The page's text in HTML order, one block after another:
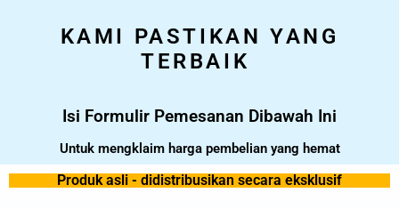
KAMI PASTIKAN YANG
TERBAIK
Isi Formulir Pemesanan Dibawah Ini
Untuk mengklaim harga pembelian yang hemat
Produk asli - didistribusikan secara eksklusif